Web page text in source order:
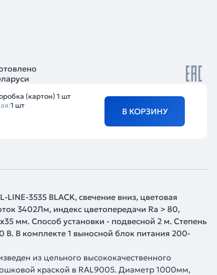
(картон) 1 шт
1 шт
В КОРЗИНУ
3535 BLACK, свечение вниз, цветовая
3402Лм, индекс цветопередачи Ra > 80,
мм. Способ установки - подвесной 2 м. Степень
В комплекте 1 выносной блок питания 200-
из цельного высококачественного
краской в RAL9005. Диаметр 1000мм,